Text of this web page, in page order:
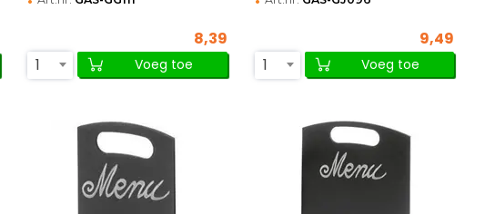
8,39
1
Voeg toe
9,49
1
Voeg toe